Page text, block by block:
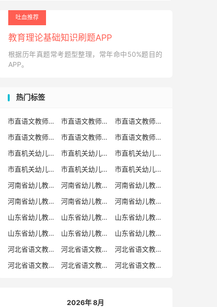
吐血推荐
教育理论基础知识刷题APP
根据历年真题常考题型整理，常年命中50%题目的
APP。
热门标签
市直语文教师招聘 市直语文教师招聘考试真题
市直语文教师招聘考试真题卷
市直语文教师编制考试真题
市直语文教师编制考试真题卷
市直语文教师考试
市直机关幼儿教师招聘
市直机关幼儿教师考试
市直机关幼儿教师招聘考试真题
市直机关幼儿教师招聘考试真题卷
市直机关幼儿教师编制考试真题卷
市直机关幼儿教师编制考试真题
河南省幼儿教师招聘
河南省幼儿教师考试
河南省幼儿教师招聘考试真题
河南省幼儿教师招聘考试真题卷
河南省幼儿教师编制考试真题
河南省幼儿教师编制考试真题卷
山东省幼儿教师招聘
山东省幼儿教师考试
山东省幼儿教师招聘考试真题
山东省幼儿教师招聘考试真题卷
山东省幼儿教师编制考试真题
山东省幼儿教师编制考试真题卷
河北省语文教师招聘
河北省语文教师招聘考试真题
河北省语文教师招聘考试真题卷
河北省语文教师编制考试真题
河北省语文教师编制考试真题卷 河北省语文教师考试
2026年 8月